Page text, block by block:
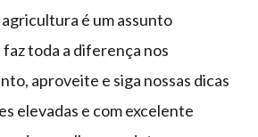
é um assunto
toda a diferença nos
aproveite e siga nossas dicas
elevadas e com excelente